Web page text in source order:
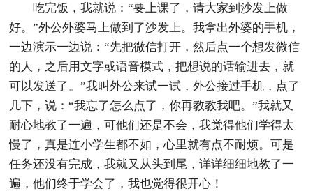
吃完饭，我就说：“要上课了，请大家到沙发上做
好。”外公外婆马上做到了沙发上。我拿出外婆的手机，
一边演示一边说：“先把微信打开，然后点一个想发微信
的人，之后用文字或语音模式，把想说的话输进去，就
可以发送了。”我叫外公来试一试，外公接过手机，点了
几下，说：“我忘了怎么点了，你再教教我吧。”我就又
耐心地教了一遍，可他们还是不会，我觉得他们学得太
慢了，真是连小学生都不如，心里就有点不耐烦。可是
任务还没有完成，我就又从头到尾，详详细细地教了一
遍，他们终于学会了，我也觉得很开心！